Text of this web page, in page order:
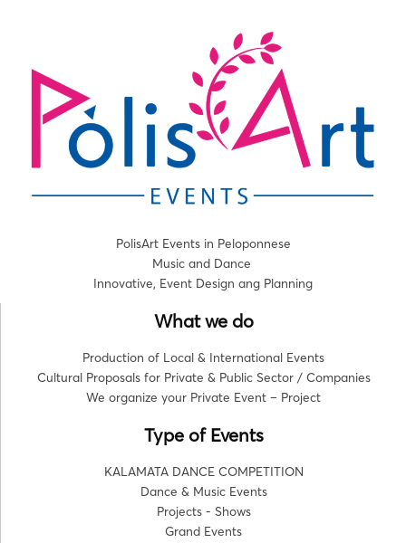
PolisArt Events in Peloponnese
Music and Dance
Innovative, Event Design ang Planning
What we do
Production of Local & International Events
Cultural Proposals for Private & Public Sector / Companies
We organize your Private Event – Project
Type of Events
KALAMATA DANCE COMPETITION
Dance & Music Events
Projects - Shows
Grand Events